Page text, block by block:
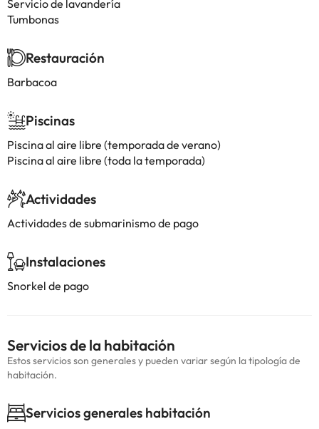
Servicio de lavandería
Tumbonas
Restauración
Barbacoa
Piscinas
Piscina al aire libre (temporada de verano)
Piscina al aire libre (toda la temporada)
Actividades
Actividades de submarinismo de pago
Instalaciones
Snorkel de pago
Servicios de la habitación
Estos servicios son generales y pueden variar según la tipología de
habitación.
Servicios generales habitación